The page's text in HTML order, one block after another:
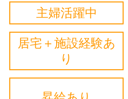
主婦活躍中
居宅＋施設経験あ
り